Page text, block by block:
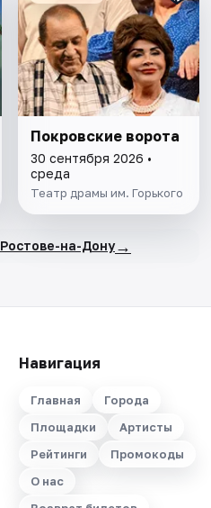
Покровские ворота
30 сентября 2026 •
среда
Театр драмы им. Горького
на-Дону→
Навигация
Главная
Города
Площадки
Артисты
Рейтинги
Промокоды
О нас